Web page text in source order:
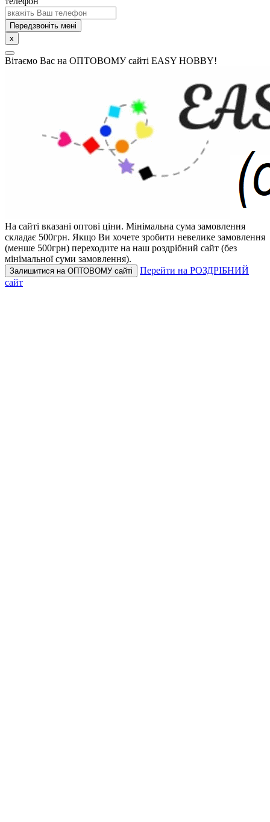
Передзвоніть мені
x
Вітаємо Вас на ОПТОВОМУ сайті EASY HOBBY!
На сайті вказані оптові ціни. Мінімальна сума замовлення
складає 500грн. Якщо Ви хочете зробити невелике замовлення
(менше 500грн) переходите на наш роздрібний сайт (без
мінімальної суми замовлення).
Залишитися на ОПТОВОМУ сайті
Перейти на РОЗДРІБНИЙ
сайт